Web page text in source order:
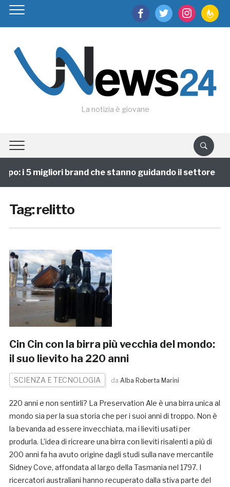
facebooktwitter instagram
La notizia è giovane
i 5 migliori brand che stanno guidando il settore
Tag:relitto
Cin Cin con la birra più vecchia del mondo:
il suo lievito ha 220 anni
SCIENZA E TECNOLOGIA da Alba Roberta Marini
220 anni e non sentirli? La Preservation Ale è una birra unica al
mondo sia per la sua storia che per i suoi anni di troppo. Non è
la bevanda ad essere invecchiata, ma i lieviti usati per
produrla. L’idea di ricreare una birra con lieviti risalenti a più di
200 anni fa ha avuto origine dagli studi sulla nave mercantile
Sidney Cove, affondata al largo della Tasmania nel 1797. I
ricercatori australiani hanno recuperato dalla stiva parte del